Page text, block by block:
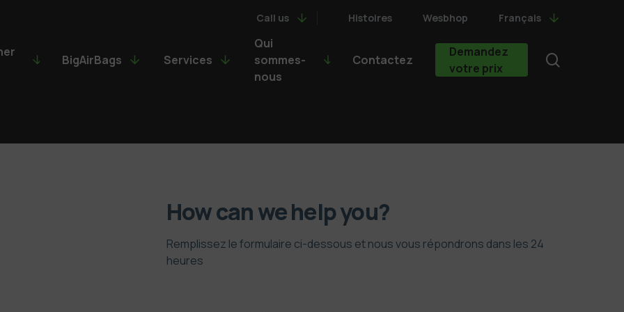
Call us Histoires Wesbhop Français
BigAirBags Services
Qui
sommes-
nous
Contactez
Demandez
votre prix
How can we help you?
Remplissez le formulaire ci-dessous et nous vous répondrons dans les 24
heures